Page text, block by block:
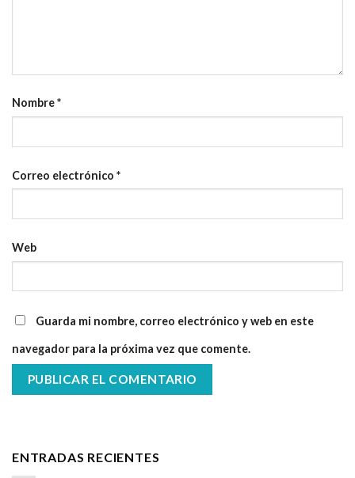
Nombre*
Correo electrónico *
Web
Guarda mi nombre, correo electrónico y web en este
navegador para la próxima vez que comente.
ENTRADAS RECIENTES